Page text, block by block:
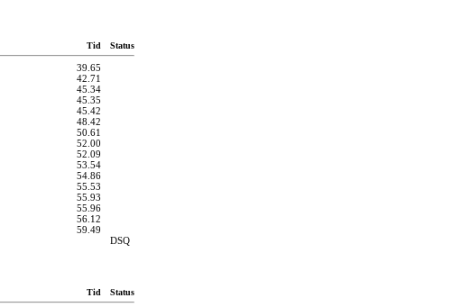
Tid Status
39.65
42.71
45.34
45.35
45.42
48.42
50.61
52.00
52.09
53.54
54.86
55.53
55.93
55.96
56.12
59.49
DSQ
Tid Status